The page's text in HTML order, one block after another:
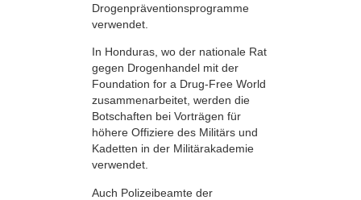
Drogenpräventionsprogramme
verwendet.
In Honduras, wo der nationale Rat
gegen Drogenhandel mit der
Foundation for a Drug-Free World
zusammenarbeitet, werden die
Botschaften bei Vorträgen für
höhere Offiziere des Militärs und
Kadetten in der Militärakademie
verwendet.
Auch Polizeibeamte der